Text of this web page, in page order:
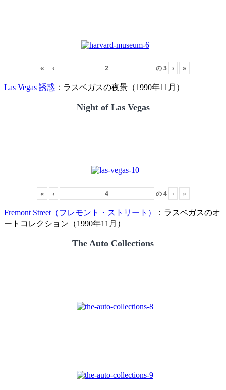
« ‹ の3 › »
Las Vegas 誘惑 ：ラスベガスの夜景（1990年11月）
Night of Las Vegas
« ‹ の4 › »
Fremont Street（フレモント・ストリート）
：ラスベガスのオ
ートコレクション（1990年11月）
The Auto Collections